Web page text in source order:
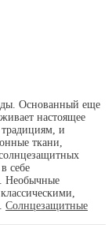
Основанный еще
настоящее
традициям, и
ткани,
себе
Необычные
Солнцезащитные